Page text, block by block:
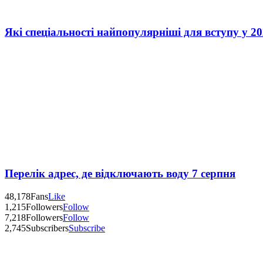
Які спеціальності найпопулярніші для вступу у
Перелік адрес, де відключають воду 7 серпня
48,178FansLike
1,215FollowersFollow
7,218FollowersFollow
2,745SubscribersSubscribe